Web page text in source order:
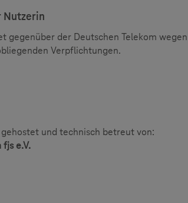
Nutzerin
gegenüber der Deutschen Telekom
Verpflichtungen.
und technisch betreut von:
e.V.